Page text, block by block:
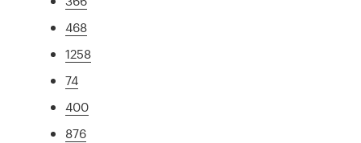
468
1258
74
400
876